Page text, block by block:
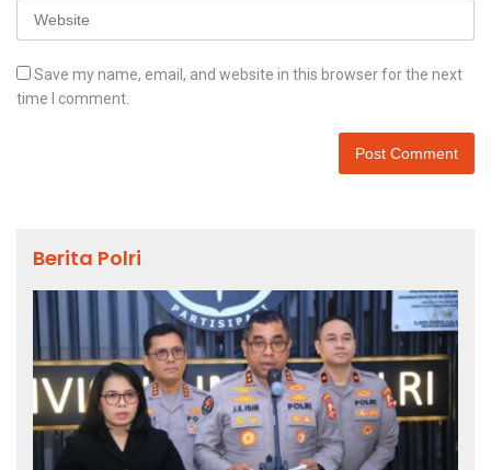
Save my name, email, and website in this browser for the next
time I comment.
Berita Polri